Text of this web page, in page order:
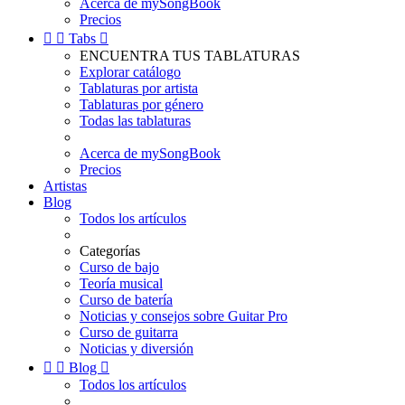
Acerca de mySongBook
Precios
  Tabs 
ENCUENTRA TUS TABLATURAS
Explorar catálogo
Tablaturas por artista
Tablaturas por género
Todas las tablaturas
Acerca de mySongBook
Precios
Artistas
Blog
Todos los artículos
Categorías
Curso de bajo
Teoría musical
Curso de batería
Noticias y consejos sobre Guitar Pro
Curso de guitarra
Noticias y diversión
  Blog 
Todos los artículos